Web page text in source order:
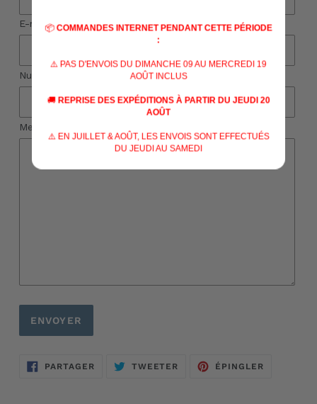
E-mail*
Numéro de téléphone
Message
PARTAGERPARTAGERTWEETER TWEETERÉPINGLER
📦 COMMANDES INTERNET PENDANT CETTE PÉRIODE
:
⚠️ PAS D'ENVOIS DU DIMANCHE 09 AU MERCREDI 19
AOÛT INCLUS
🚚 REPRISE DES EXPÉDITIONS À PARTIR DU JEUDI 20
AOÛT
⚠️ EN JUILLET & AOÛT, LES ENVOIS SONT EFFECTUÉS
DU JEUDI AU SAMEDI